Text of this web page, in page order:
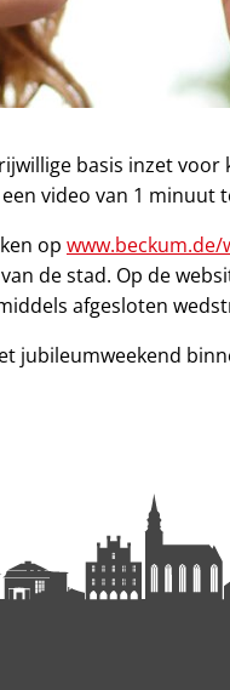
basis inzet
video van 1 minuut
op
de stad. Op de
afgesloten
jubileumweekend